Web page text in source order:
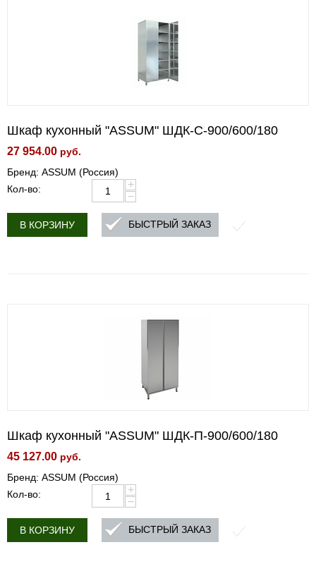
Шкаф кухонный "ASSUM" ШДК-С-900/600/180
27 954.00 руб.
Бренд: ASSUM (Россия)
Кол-во:
+
−
В КОРЗИНУ БЫСТРЫЙ ЗАКАЗ
Шкаф кухонный "ASSUM" ШДК-П-900/600/180
45 127.00 руб.
Бренд: ASSUM (Россия)
Кол-во:
+
−
В КОРЗИНУ БЫСТРЫЙ ЗАКАЗ